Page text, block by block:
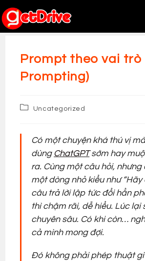
to
content
Prompt theo vai trò
Prompting)
PostUncategorized
Có một chuyện khá thú vị
dùng ChatGPTsớm hay
ra. Cùng một câu hỏi,
một dòng nhỏ kiểu như
câu trả lời lập tức đổi hẳn
thì chậm rãi, dễ hiểu. Lúc lại
chuyên sâu. Có khi còn…
cả mình mong đợi.
Đó không phải phép thuật